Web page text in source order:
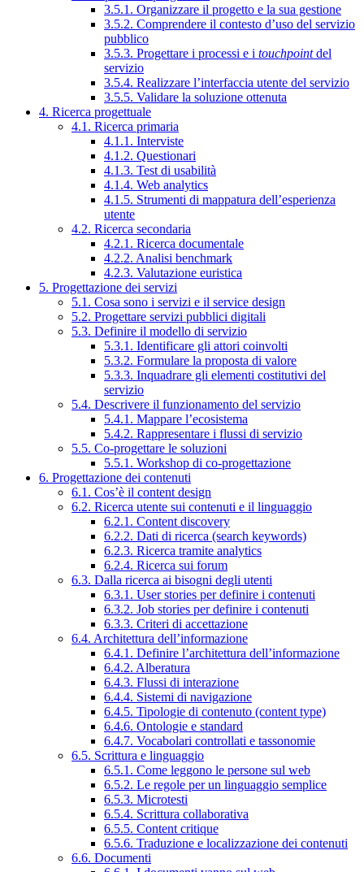
3.5.1. Organizzare il progetto e la sua gestione
3.5.2. Comprendere il contesto d’uso del servizio
pubblico
3.5.3. Progettare i processi e i touchpointdel
servizio
3.5.4. Realizzare l’interfaccia utente del servizio
3.5.5. Validare la soluzione ottenuta
4. Ricerca progettuale
4.1. Ricerca primaria
4.1.1. Interviste
4.1.2. Questionari
4.1.3. Test di usabilità
4.1.4. Web analytics
4.1.5. Strumenti di mappatura dell’esperienza
utente
4.2. Ricerca secondaria
4.2.1. Ricerca documentale
4.2.2. Analisi benchmark
4.2.3. Valutazione euristica
5. Progettazione dei servizi
5.1. Cosa sono i servizi e il service design
5.2. Progettare servizi pubblici digitali
5.3. Definire il modello di servizio
5.3.1. Identificare gli attori coinvolti
5.3.2. Formulare la proposta di valore
5.3.3. Inquadrare gli elementi costitutivi del
servizio
5.4. Descrivere il funzionamento del servizio
5.4.1. Mappare l’ecosistema
5.4.2. Rappresentare i flussi di servizio
5.5. Co-progettare le soluzioni
5.5.1. Workshop di co-progettazione
6. Progettazione dei contenuti
6.1. Cos’è il content design
6.2. Ricerca utente sui contenuti e il linguaggio
6.2.1. Content discovery
6.2.2. Dati di ricerca (search keywords)
6.2.3. Ricerca tramite analytics
6.2.4. Ricerca sui forum
6.3. Dalla ricerca ai bisogni degli utenti
6.3.1. User stories per definire i contenuti
6.3.2. Job stories per definire i contenuti
6.3.3. Criteri di accettazione
6.4. Architettura dell’informazione
6.4.1. Definire l’architettura dell’informazione
6.4.2. Alberatura
6.4.3. Flussi di interazione
6.4.4. Sistemi di navigazione
6.4.5. Tipologie di contenuto (content type)
6.4.6. Ontologie e standard
6.4.7. Vocabolari controllati e tassonomie
6.5. Scrittura e linguaggio
6.5.1. Come leggono le persone sul web
6.5.2. Le regole per un linguaggio semplice
6.5.3. Microtesti
6.5.4. Scrittura collaborativa
6.5.5. Content critique
6.5.6. Traduzione e localizzazione dei contenuti
6.6. Documenti